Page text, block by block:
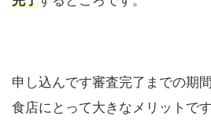
申し込んです審査完了までの期
食店にとって大きなメリットです